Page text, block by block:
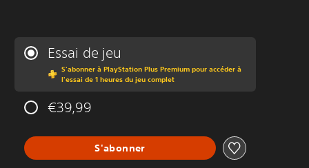
Essai de jeu
S'abonner à PlayStation Plus Premium pour accéder à
l'essai de 1 heures du jeu complet
€39,99
S'abonner